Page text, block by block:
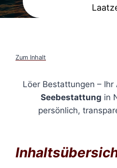
Zum Inhalt
Löer Bestattungen –
Seebestattung in
persönlich,